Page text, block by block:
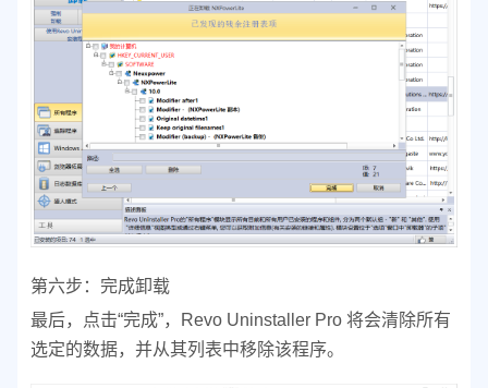
第六步：完成卸载
最后，点击“完成”，Revo Uninstaller Pro 将会清除所有
选定的数据，并从其列表中移除该程序。